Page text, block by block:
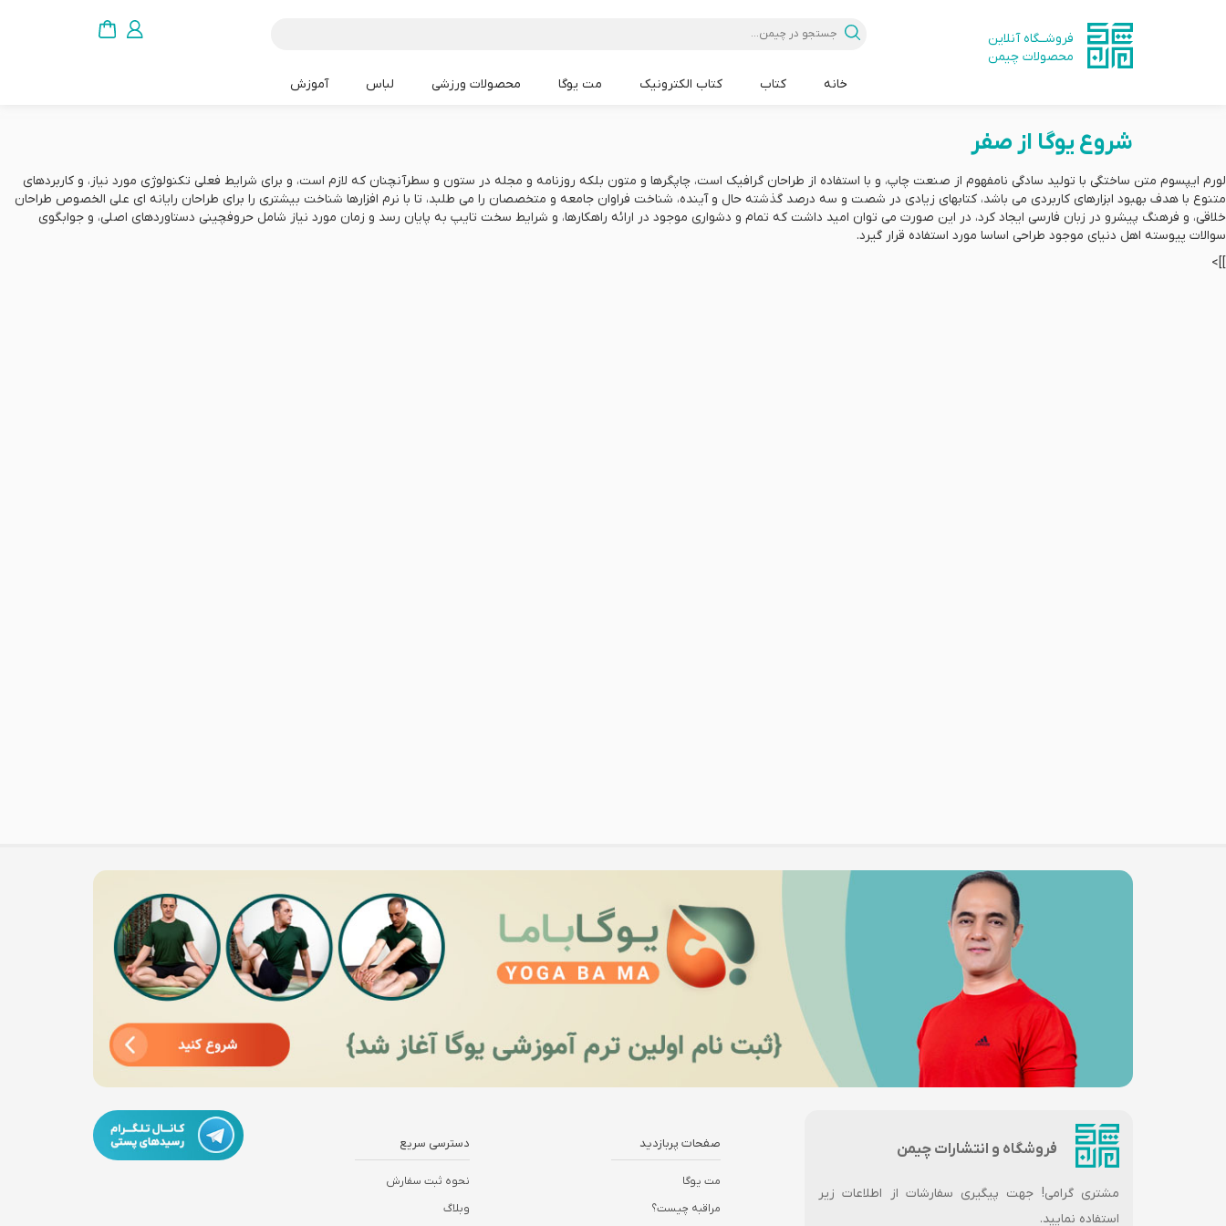
فروشــگاه آنلاین
محصولات چیمن
خانه
کتاب کتاب الکترونیک مت یوگا محصولات ورزشی لباس آموزش
شروع یوگا از صفر
لورم ایپسوم متن ساختگی با تولید سادگی نامفهوم از صنعت چاپ، و با استفاده از طراحان گرافیک است، چاپگرها و متون بلکه روزنامه و مجله در ستون و سطرآنچنان که لازم است، و برای شرایط فعلی تکنولوژی مورد نیاز، و کاربردهای
متنوع با هدف بهبود ابزارهای کاربردی می باشد، کتابهای زیادی در شصت و سه درصد گذشته حال و آینده، شناخت فراوان جامعه و متخصصان را می طلبد، تا با نرم افزارها شناخت بیشتری را برای طراحان رایانه ای علی الخصوص طراحان
خلاقی، و فرهنگ پیشرو در زبان فارسی ایجاد کرد، در این صورت می توان امید داشت که تمام و دشواری موجود در ارائه راهکارها، و شرایط سخت تایپ به پایان رسد و زمان مورد نیاز شامل حروفچینی دستاوردهای اصلی، و جوابگوی
سوالات پیوسته اهل دنیای موجود طراحی اساسا مورد استفاده قرار گیرد.
]]>
فروشگاه و انتشارات چیمن
مشتری گرامی! جهت پیگیری سفارشات از اطلاعات زیر
استفاده نمایید.
صفحات پربازدید
مت یوگا
مراقبه چیست؟
دسترسی سریع
نحوه ثبت سفارش
وبلاگ